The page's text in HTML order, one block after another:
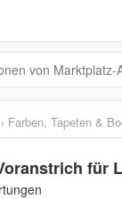
› Farben, Tapeten &
für